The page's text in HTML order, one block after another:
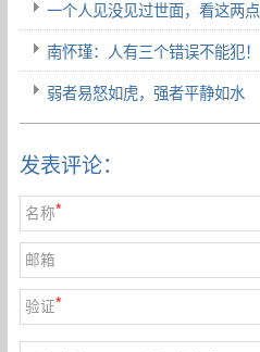
一个人见没见过世面，看这两点
南怀瑾：人有三个错误不能犯！
弱者易怒如虎，强者平静如水
发表评论：
名称*
邮箱
验证*